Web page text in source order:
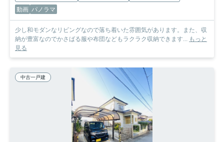
動画 パノラマ
少し和モダンなリビングなので落ち着いた雰囲気があります。また、収
納が豊富なのでかさばる服や布団などもラクラク収納できます... もっと
見る
中古一戸建